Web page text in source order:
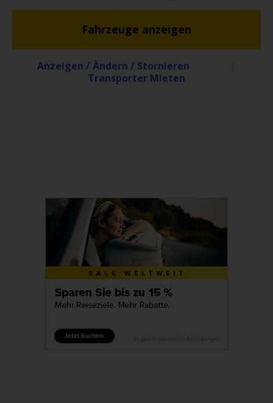
Flotte
Fahrzeuge anzeigen
Anzeigen / Ändern / Stornieren
Transporter Mieten